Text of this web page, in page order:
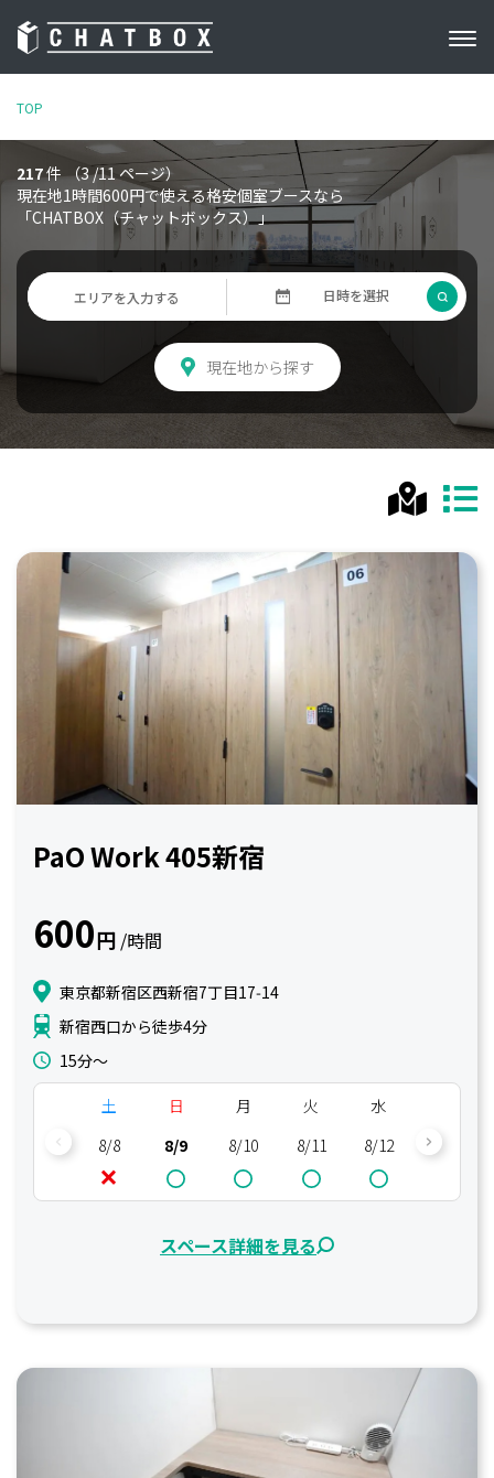
TOP
217件 （3 /11 ページ）
現在地1時間600円で使える格安個室ブースなら
「CHATBOX（チャットボックス）」
現在地から探す
PaO Work 405新宿
600円 /時間
東京都新宿区西新宿7丁目17‑14
新宿西口から徒歩4分
15分〜
土
8/8
日
8/9
月
8/10
火
8/11
水
8/12
8/13
スペース詳細を見る